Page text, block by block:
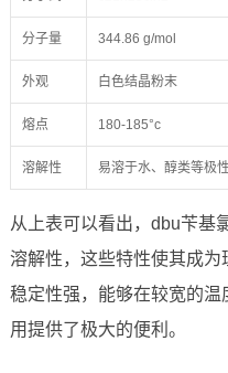
分子量 344.86 g/mol
外观 白色结晶粉末
熔点 180-185°c
溶解性 易溶于水、醇类等极
从上表可以看出，dbu苄基
溶解性，这些特性使其成
稳定性强，能够在较宽的
用提供了极大的便利。